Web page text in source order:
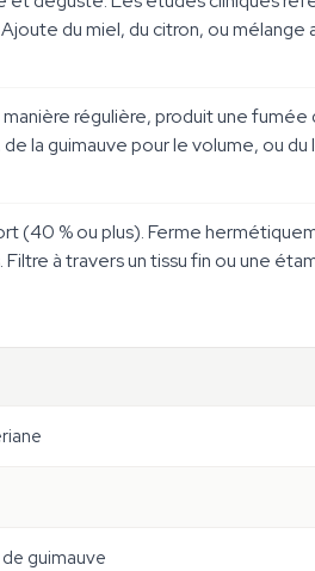
du miel, du citron, ou mélange
régulière, produit une fumée
la guimauve pour le volume, ou du
(40 % ou plus). Ferme
à travers un tissu fin ou une
guimauve